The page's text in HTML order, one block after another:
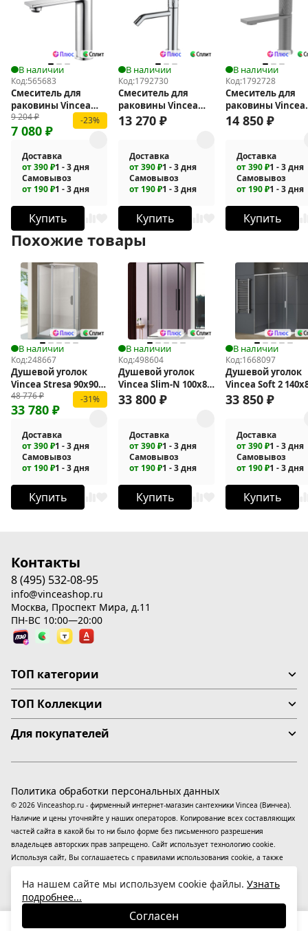
В наличии
Код:565683
Смеситель для
раковины Vincea
Verse VBF-2VE1CH
9 204₽
7 080 ₽
-23%
Доставка
от 390 ₽1 - 3 дня
Самовывоз
от 190 ₽1 - 3 дня
Купить
В наличии
Код:1792730
Смеситель для
раковины Vincea
Аура (Aura) VBF-
13 270 ₽
Доставка
от 390 ₽1 - 3 дня
Самовывоз
от 190 ₽1 - 3 дня
Купить
В наличии
Код:1792728
Смеситель для
раковины Vincea
Альто (Alto) VBF-
14 850 ₽
Доставка
от 390 ₽1 - 3 дня
Самовывоз
от 190 ₽1 - 3 дня
Купить
Похожие товары
В наличии
Код:248667
Душевой уголок
Vincea Stresa 90x90
VSP-1S900CL
48 776₽
33 780 ₽
-31%
Доставка
от 390 ₽1 - 3 дня
Самовывоз
от 190 ₽1 - 3 дня
Купить
В наличии
Код:498604
Душевой уголок
Vincea Slim-N 100x80
VSS-4SN8010CLB
33 800 ₽
Доставка
от 390 ₽1 - 3 дня
Самовывоз
от 190 ₽1 - 3 дня
Купить
В наличии
Код:1668097
Душевой уголок
Vincea Soft 2
VSR-3SO28014CL
33 850 ₽
Доставка
от 390 ₽1 - 3 дня
Самовывоз
от 190 ₽1 - 3 дня
Купить
Контакты
8 (495) 532-08-95
info@vinceashop.ru
Москва, Проспект Мира, д.11
ПН-ВС 10:00—20:00
ТОП категории
ТОП Коллекции
Для покупателей
© 2026 Vinceashop.ru - фирменный интернет-магазин сантехники Vincea (Винчеа).
Наличие и цены уточняйте у наших операторов. Копирование всех составляющих
частей сайта в какой бы то ни было форме без письменного разрешения
владельцев авторских прав запрещено. Сайт использует технологию cookie.
Используя сайт, Вы соглашаетесь с правилами использования cookie, а также
применяютсярекомендательные технологии(информационные технологии
предоставления информации на основе сбора, систематизации и анализа
сведений, относящихся к предпочтениям пользователей сети «Интернет»,
находящихся на территории Российской Федерации).
Политика обработки персональных данных
На нашем сайте мы используем cookie файлы. Узнать
подробнее...
Согласен